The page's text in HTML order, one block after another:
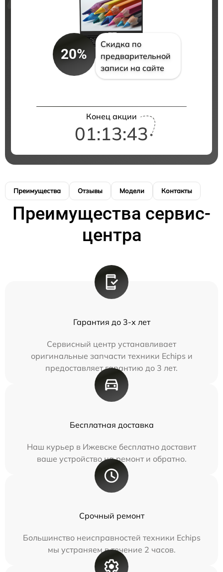
20%
Скидка по
предварительной
записи на сайте
Конец акции
01:13:42
Преимущества Отзывы Модели Контакты
Преимущества сервис-
центра
Гарантия до 3-х лет
Сервисный центр устанавливает
оригинальные запчасти техники Echips и
предоставляет гарантию до 3 лет.
Бесплатная доставка
Наш курьер в Ижевске бесплатно доставит
ваше устройство на ремонт и обратно.
Срочный ремонт
Большинство неисправностей техники Echips
мы устраняем в течение 2 часов.